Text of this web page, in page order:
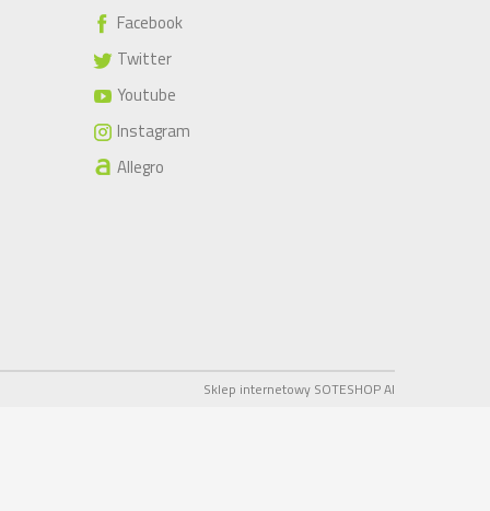
Facebook
Twitter
Youtube
Instagram
Allegro
Sklep internetowy SOTESHOP AI